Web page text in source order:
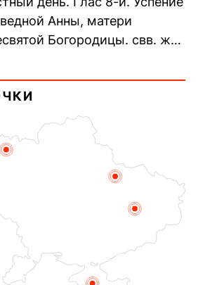
в Ближних
Анны, матери
Богородицы. свв. жен
Евпракси́и девы,...